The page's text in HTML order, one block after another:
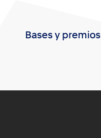
Bases y premios